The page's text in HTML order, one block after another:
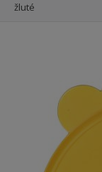
žluté